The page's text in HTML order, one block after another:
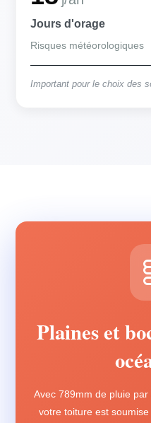
Jours d'orage
Risques météorologiques
Important pour le choix des
Plaines et
Avec 789mm de pluie
votre toiture est